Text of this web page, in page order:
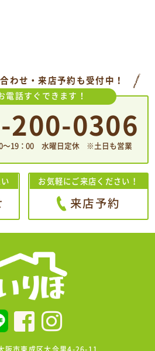
わせ・来店予約も受付中！
電話すぐできます！
200-0306
〜19：00 水曜日定休 ※土日も営業
お気軽にご来店ください！
来店予約
阪市東成区大今里4-26-11